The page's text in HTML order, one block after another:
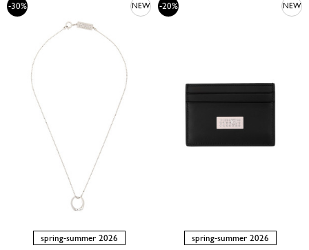
-30% NEW
spring-summer 2026
-20% NEW
spring-summer 2026